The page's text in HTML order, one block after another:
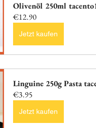
Olivenöl 250ml
€12.90
Jetzt kaufen
Linguine 250g Pasta
€3.95
Jetzt kaufen